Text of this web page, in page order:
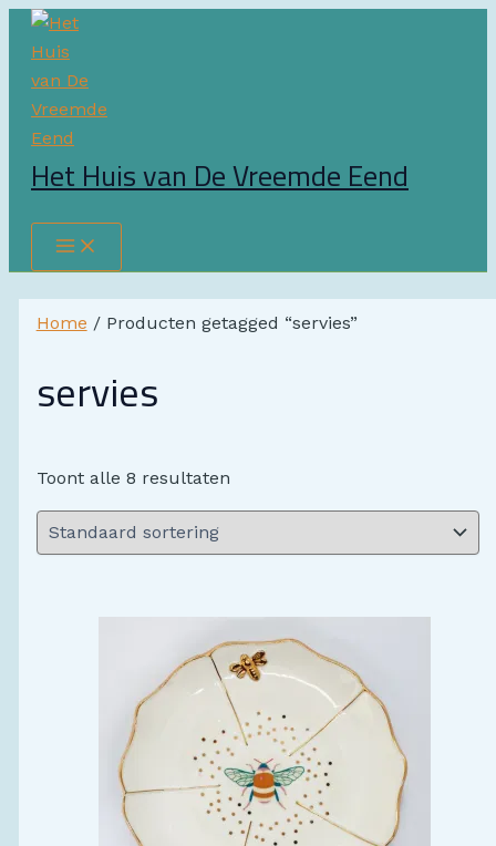
Ga
naar
inhoud
Het Huis van De Vreemde Eend
Menu
Home / Producten getagged “servies”
servies
Toont alle 8 resultaten